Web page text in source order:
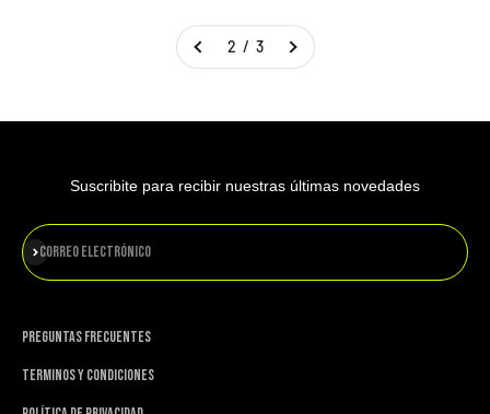
2 / 3
Suscribite para recibir nuestras últimas novedades
Correo electrónico
Suscribirse
PREGUNTAS FRECUENTES
TERMINOS Y CONDICIONES